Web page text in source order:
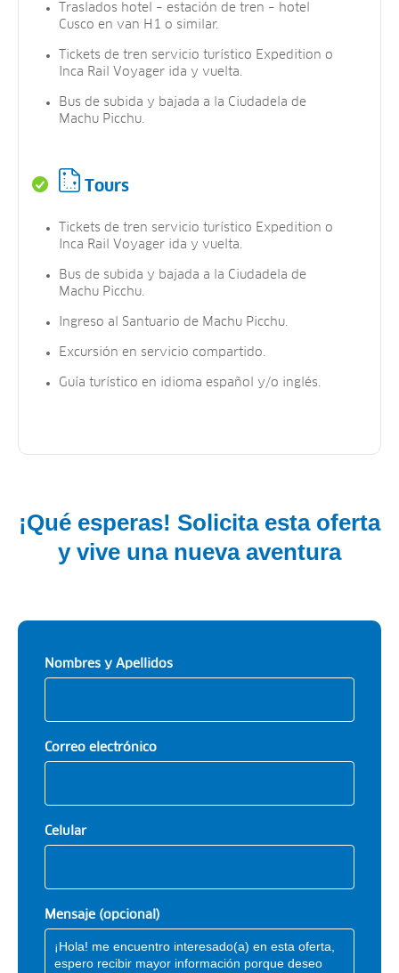
Traslados hotel – estación de tren – hotel
Cusco en van H1 o similar.
Tickets de tren servicio turístico Expedition o
Inca Rail Voyager ida y vuelta.
Bus de subida y bajada a la Ciudadela de
Machu Picchu.
Tours
Tickets de tren servicio turístico Expedition o
Inca Rail Voyager ida y vuelta.
Bus de subida y bajada a la Ciudadela de
Machu Picchu.
Ingreso al Santuario de Machu Picchu.
Excursión en servicio compartido.
Guía turístico en idioma español y/o inglés.
¡Qué esperas! Solicita esta oferta
y vive una nueva aventura
Nombres y Apellidos
Correo electrónico
Celular
Mensaje (opcional)